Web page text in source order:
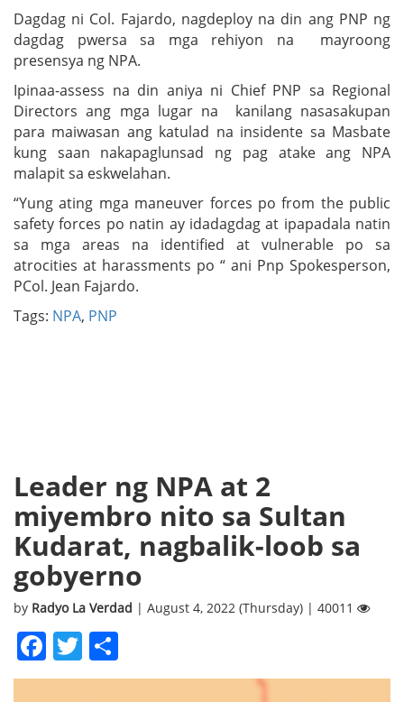
Dagdag ni Col. Fajardo, nagdeploy na din ang PNP ng
dagdag pwersa sa mga rehiyon na mayroong
presensya ng NPA.
Ipinaa-assess na din aniya ni Chief PNP sa Regional
Directors ang mga lugar na kanilang nasasakupan
para maiwasan ang katulad na insidente sa Masbate
kung saan nakapaglunsad ng pag atake ang NPA
malapit sa eskwelahan.
“Yung ating mga maneuver forces po from the public
safety forces po natin ay idadagdag at ipapadala natin
sa mga areas na identified at vulnerable po sa
atrocities at harassments po “ ani Pnp Spokesperson,
PCol. Jean Fajardo.
Tags: NPA, PNP
Leader ng NPA at 2
miyembro nito sa Sultan
Kudarat, nagbalik-loob sa
gobyerno
by Radyo La Verdad | August 4, 2022 (Thursday) | 40011
Facebook
Twitter